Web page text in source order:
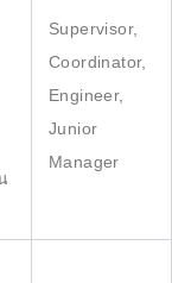
Supervisor,
Coordinator,
Engineer,
Junior
Manager